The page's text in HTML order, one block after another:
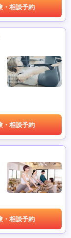
・相談予約
・相談予約
・相談予約